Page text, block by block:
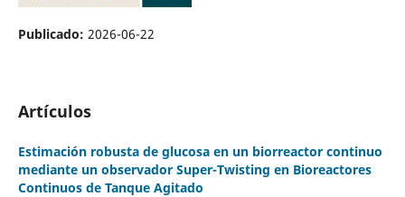
Publicado: 2026-06-22
Artículos
Estimación robusta de glucosa en un biorreactor continuo
mediante un observador Super-Twisting en Bioreactores
Continuos de Tanque Agitado